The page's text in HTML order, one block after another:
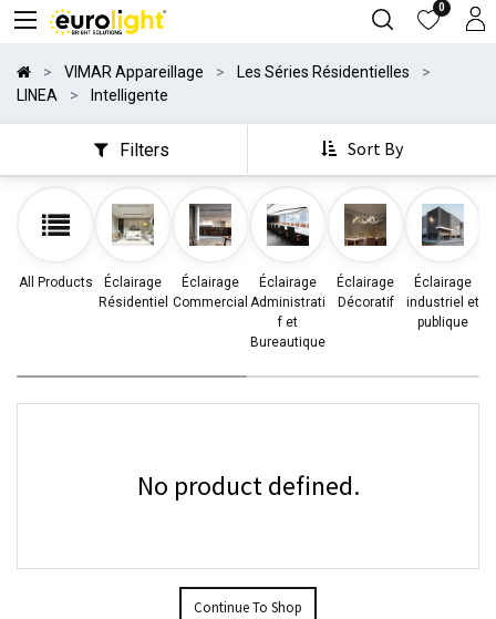
0
VIMAR Appareillage
Les Séries Résidentielles
LINEA
Intelligente
Filters Sort By
All Products
Éclairage
Résidentiel
Éclairage
Commercial
Éclairage
Administrati
f et
Bureautique
Éclairage
Décoratif
Éclairage
industriel et
publique
No product defined.
Continue To Shop